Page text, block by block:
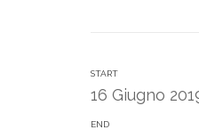
START
16 Giugno
END